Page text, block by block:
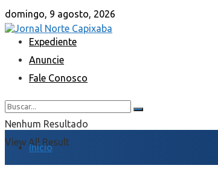
domingo, 9 agosto, 2026
Expediente
Anuncie
Fale Conosco
Nenhum Resultado
View All Result
Início